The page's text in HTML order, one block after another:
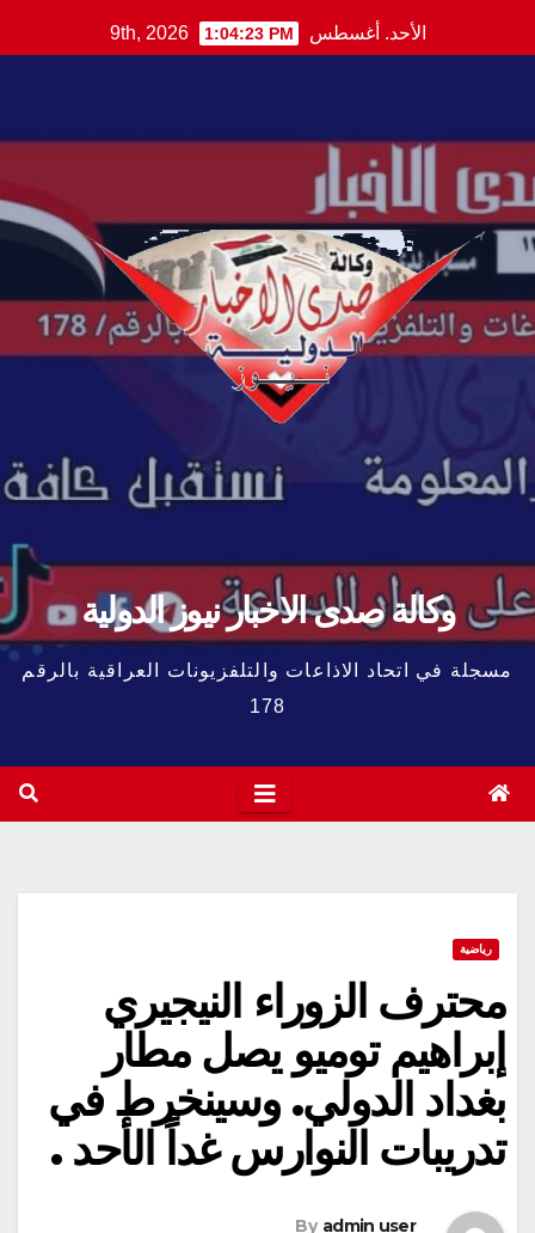
to
الأحد. أغسطس 9th, 2026 1:04:24 PM
وكالة صدى الاخبار نيوز الدولية
مسجلة في اتحاد الاذاعات والتلفزيونات العراقية بالرقم
178
رياضية
محترف الزوراء النيجيري
إبراهيم توميو يصل مطار
بغداد الدولي. وسينخرط في
تدريبات النوارس غداً الأحد .
By admin user